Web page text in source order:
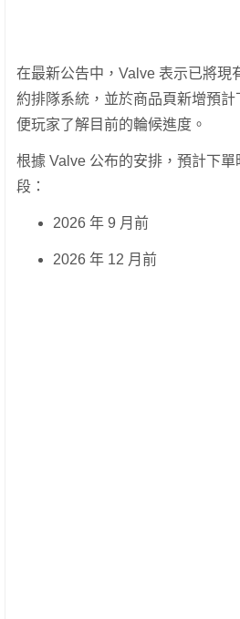
在最新公告中，Valve 表示已將現
約排隊系統，並於商品頁新增預
便玩家了解目前的輪候進度。
根據 Valve 公布的安排，預計下
段：
2026 年 9 月前
2026 年 12 月前